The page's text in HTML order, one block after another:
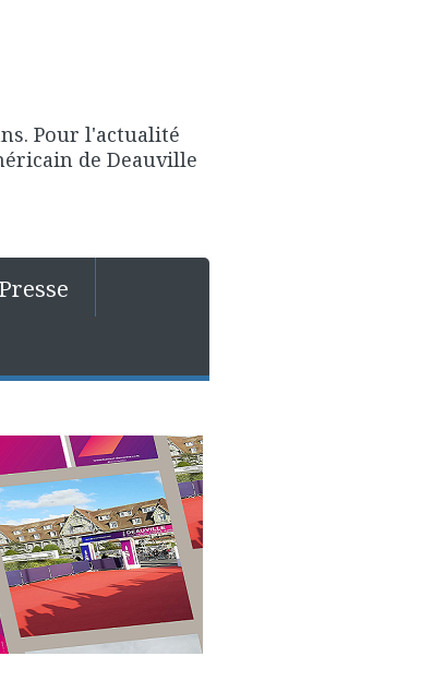
Pour l'actualité
de Deauville
Presse